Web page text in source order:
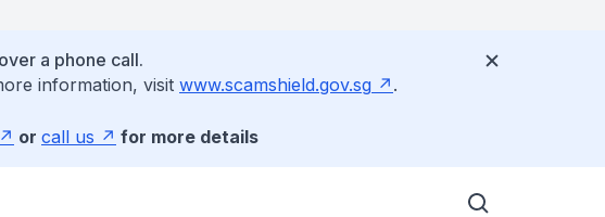
a phone call.
information, visit www.scamshield.gov.sg .
or call us for more details